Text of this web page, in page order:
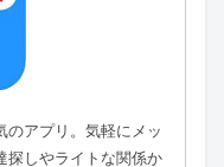
のアプリ。気軽にメッ
探しやライトな関係か